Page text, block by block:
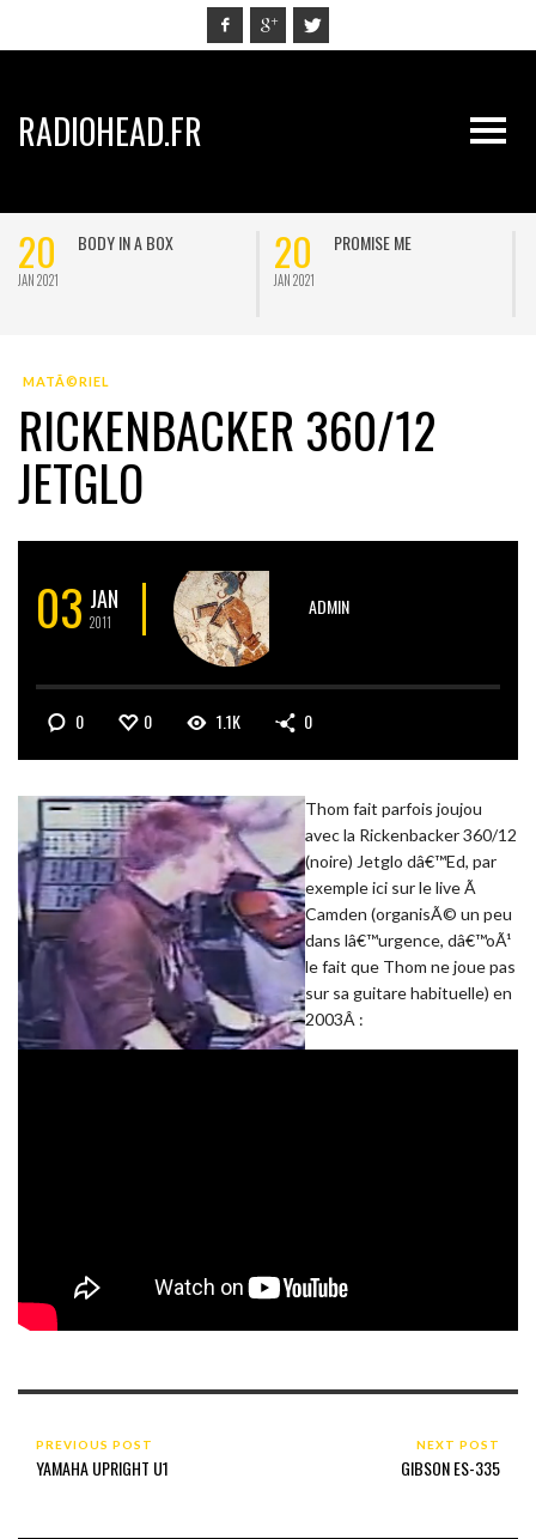
RADIOHEAD.FR
20
JAN 2021
BODY IN A BOX 20
JAN 2021
PROMISE ME
MATÃ©RIEL
RICKENBACKER 360/12
JETGLO
03 JAN
2011
ADMIN
0 0 1.1K 0
Thom fait parfois joujou
avec la Rickenbacker 360/12
(noire) Jetglo dâ€™Ed, par
exemple ici sur le live Ã
Camden (organisÃ© un peu
dans lâ€™urgence, dâ€™oÃ¹
le fait que Thom ne joue pas
sur sa guitare habituelle) en
2003Â :
PREVIOUS POST
YAMAHA UPRIGHT U1
NEXT POST
GIBSON ES-335